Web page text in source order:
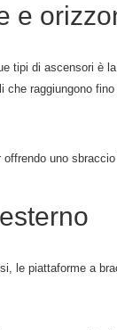
e
tipi di ascensori è
che raggiungono
offrendo uno
le piattaforme a